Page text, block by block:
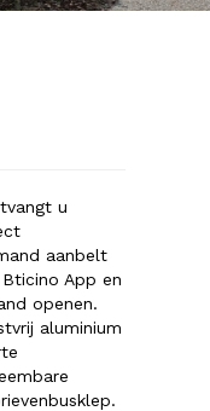
u
aanbelt
App en
openen.
aluminium